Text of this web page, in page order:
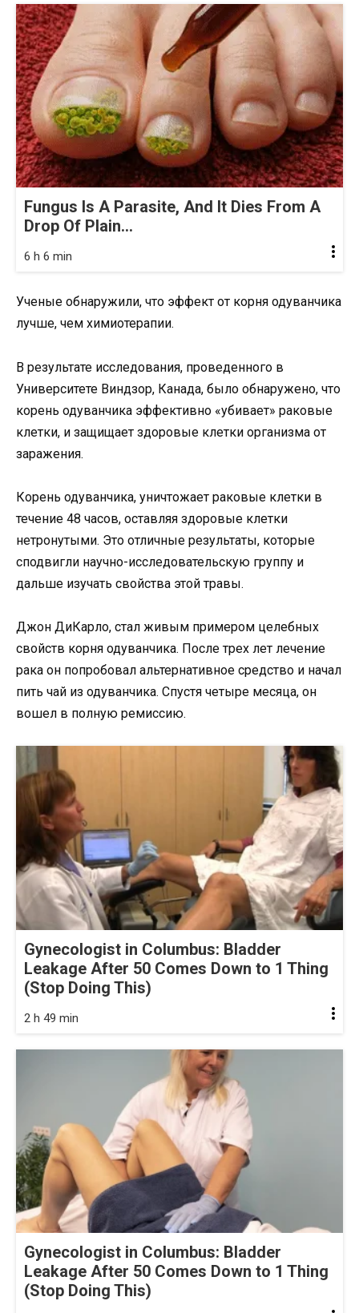
Fungus Is A Parasite, And It Dies From A
Drop Of Plain...
6 h 6 min
Ученые обнаружили, что эффект от корня одуванчика
лучше, чем химиотерапии.
В результате исследования, проведенного в
Университете Виндзор, Канада, было обнаружено, что
корень одуванчика эффективно «убивает» раковые
клетки, и защищает здоровые клетки организма от
заражения.
Корень одуванчика, уничтожает раковые клетки в
течение 48 часов, оставляя здоровые клетки
нетронутыми. Это отличные результаты, которые
сподвигли научно-исследовательскую группу и
дальше изучать свойства этой травы.
Джон ДиКарло, стал живым примером целебных
свойств корня одуванчика. После трех лет лечение
рака он попробовал альтернативное средство и начал
пить чай из одуванчика. Спустя четыре месяца, он
вошел в полную ремиссию.
Gynecologist in Columbus: Bladder
Leakage After 50 Comes Down to 1 Thing
(Stop Doing This)
2 h 49 min
Gynecologist in Columbus: Bladder
Leakage After 50 Comes Down to 1 Thing
(Stop Doing This)